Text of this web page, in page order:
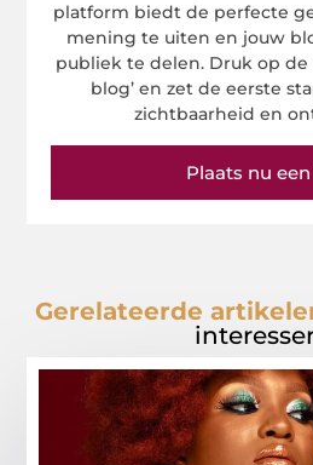
platform biedt de perfecte
mening te uiten en jouw
publiek te delen. Druk op de
blog’ en zet de eerste
zichtbaarheid en
Plaats nu
Gerelateerde